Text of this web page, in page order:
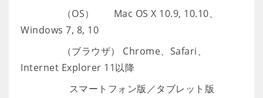
（OS） Mac OS X 10.9, 10.10、
Windows 7, 8, 10
（ブラウザ） Chrome、Safari、
Internet Explorer 11以降
スマートフォン版／タブレット版